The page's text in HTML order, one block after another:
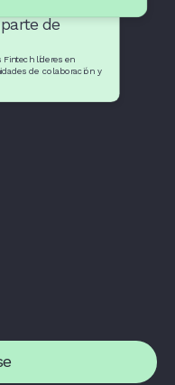
de
Fintech líderes en
de colaboración y